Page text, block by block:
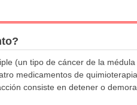
(un tipo de cáncer de la
medicamentos de
consiste en detener o